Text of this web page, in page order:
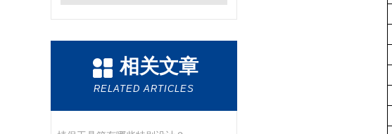
相关文章
RELATED ARTICLES